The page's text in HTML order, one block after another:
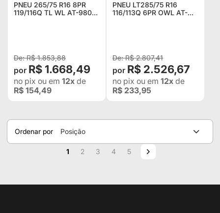
PNEU 265/75 R16 8PR
119/116Q TL WL AT-980E
R$ 1.853,88
R$ 1.668,49
no pix ou em 12x de
R$ 154,49
PNEU LT285/75 R16
116/113Q 6PR OWL AT-
R$ 2.807,41
R$ 2.526,67
no pix ou em 12x de
R$ 233,95
Ordenar por
Posição
Página
Você esta lendo a pagina
1 Página
2 Página
3 Página
4 Página
5 Página
Próximo